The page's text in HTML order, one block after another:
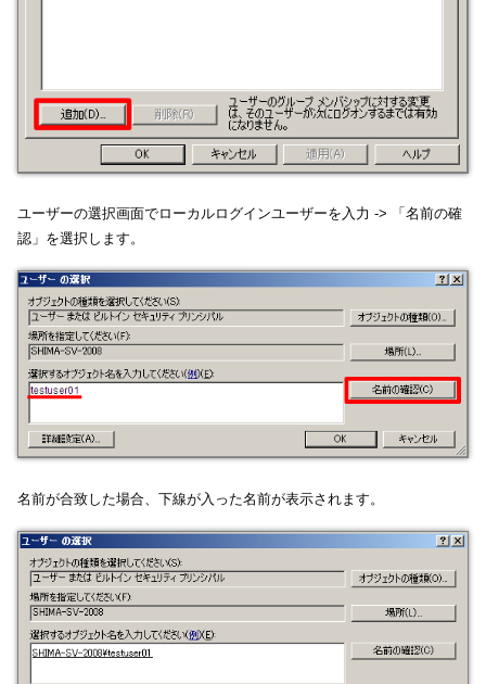
ユーザーの選択画面でローカルログインユーザーを入力 -> 「名前の確
認」を選択します。
名前が合致した場合、下線が入った名前が表示されます。